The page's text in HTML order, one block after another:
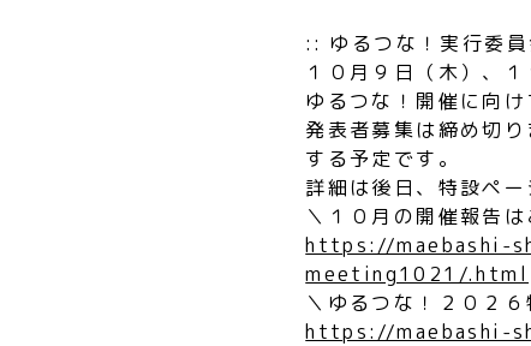
:: ゆるつな！実行委
１０月９日（木）、
ゆるつな！開催に向
発表者募集は締め切
する予定です。
詳細は後日、特設ペ
＼１０月の開催報告は
https://maebashi-
meeting1021/.html
＼ゆるつな！２０２
https://maebashi-